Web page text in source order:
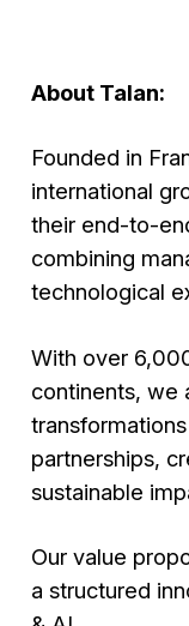
About Talan:
Founded in
international
their end-to-
combining
technological
With over
continents, we
partnerships,
sustainable
Our value
a structured